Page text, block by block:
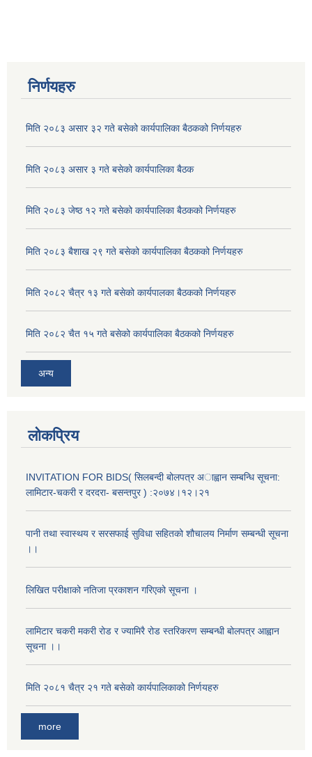
निर्णयहरु
मिति २०८३ असार ३२ गते बसेको कार्यपालिका बैठकको निर्णयहरु
मिति २०८३ असार ३ गते बसेको कार्यपालिका बैठक
मिति २०८३ जेष्ठ १२ गते बसेको कार्यपालिका बैठकको निर्णयहरु
मिति २०८३ बैशाख २९ गते बसेको कार्यपालिका बैठकको निर्णयहरु
मिति २०८२ चैत्र १३ गते बसेको कार्यपालका बैठकको निर्णयहरु
मिति २०८२ चैत १५ गते बसेको कार्यपालिका बैठकको निर्णयहरु
अन्य
लोकप्रिय
INVITATION FOR BIDS( सिलबन्दी बोलपत्र अाह्वान सम्बन्धि सूचना:
लामिटार-चकरी र दरदरा- बसन्तपुर ) :२०७४।१२।२१
पानी तथा स्वास्थय र सरसफाई सुविधा सहितको शौचालय निर्माण सम्बन्धी सूचना
।।
लिखित परीक्षाको नतिजा प्रकाशन गरिएको सूचना ।
लामिटार चकरी मकरी रोड र ज्यामिरै रोड स्तरिकरण सम्बन्धी बोलपत्र आह्वान
सूचना ।।
मिति २०८१ चैत्र २१ गते बसेको कार्यपालिकाको निर्णयहरु
more